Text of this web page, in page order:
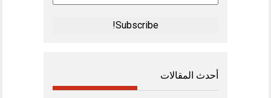
Address
أحدث المقالات